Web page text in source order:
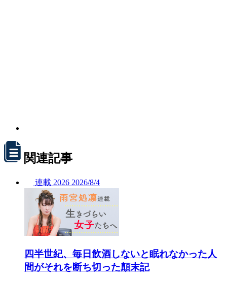
関連記事
連載 2026 2026/8/4
四半世紀、毎日飲酒しないと眠れなかった人
間がそれを断ち切った顛末記